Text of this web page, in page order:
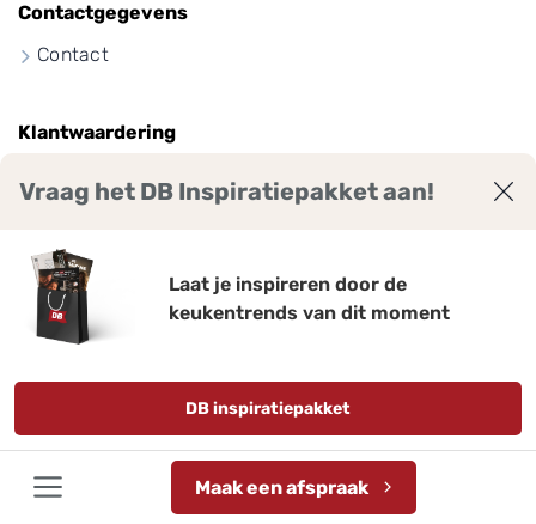
Vraag het DB Inspiratiepakket aan!
Laat je inspireren door de
keukentrends van dit moment
DB inspiratiepakket
Maak een afspraak
Contactgegevens
Contact
Klantwaardering
9
Bekijk ruim 2300 reviews voor DB Keukens.
Gemiddelde score: 9,7 van 10
Privacy policy
Actievoorwaarden
Sitemap